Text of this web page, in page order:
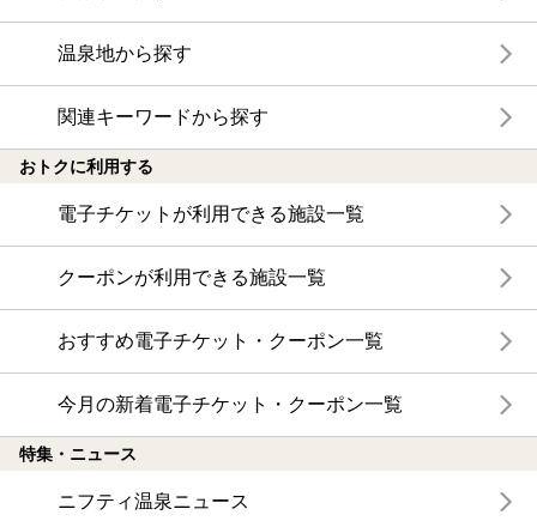
温泉地から探す
関連キーワードから探す
おトクに利用する
電子チケットが利用できる施設一覧
クーポンが利用できる施設一覧
おすすめ電子チケット・クーポン一覧
今月の新着電子チケット・クーポン一覧
特集・ニュース
ニフティ温泉ニュース